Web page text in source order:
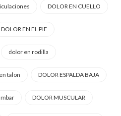
DOLOR EN CUELLO
DOLOR EN EL PIE
dolor en rodilla
talon DOLOR ESPALDA BAJA
DOLOR MUSCULAR